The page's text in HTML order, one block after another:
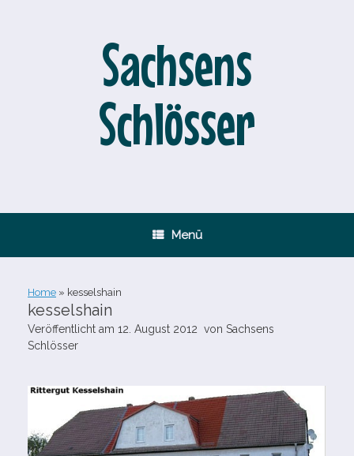
Sachsens
Schlösser
Menü
Home » kesselshain
kesselshain
Veröffentlicht am 12. August 2012 von Sachsens
Schlösser